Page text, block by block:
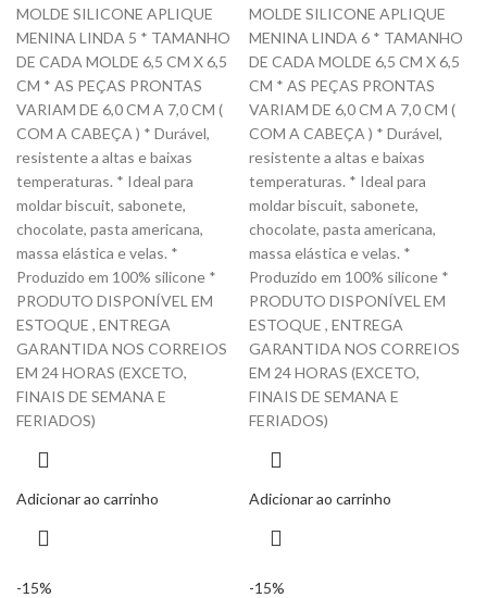
MOLDE SILICONE APLIQUE
MENINA LINDA 5 * TAMANHO
DE CADA MOLDE 6,5 CM X 6,5
CM * AS PEÇAS PRONTAS
VARIAM DE 6,0 CM A 7,0 CM (
COM A CABEÇA ) * Durável,
resistente a altas e baixas
temperaturas. * Ideal para
moldar biscuit, sabonete,
chocolate, pasta americana,
massa elástica e velas. *
Produzido em 100% silicone *
PRODUTO DISPONÍVEL EM
ESTOQUE , ENTREGA
GARANTIDA NOS CORREIOS
EM 24 HORAS (EXCETO,
FINAIS DE SEMANA E
FERIADOS)
Adicionar ao carrinho
MOLDE SILICONE APLIQUE
MENINA LINDA 6 * TAMANHO
DE CADA MOLDE 6,5 CM X 6,5
CM * AS PEÇAS PRONTAS
VARIAM DE 6,0 CM A 7,0 CM (
COM A CABEÇA ) * Durável,
resistente a altas e baixas
temperaturas. * Ideal para
moldar biscuit, sabonete,
chocolate, pasta americana,
massa elástica e velas. *
Produzido em 100% silicone *
PRODUTO DISPONÍVEL EM
ESTOQUE , ENTREGA
GARANTIDA NOS CORREIOS
EM 24 HORAS (EXCETO,
FINAIS DE SEMANA E
FERIADOS)
Adicionar ao carrinho
-15% -15%